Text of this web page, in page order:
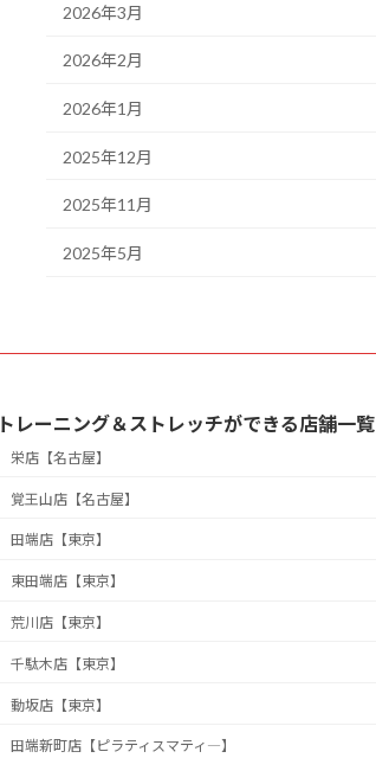
2026年3月
2026年2月
2026年1月
2025年12月
2025年11月
2025年5月
トレーニング＆ストレッチができる店舗一覧
栄店【名古屋】
覚王山店【名古屋】
田端店【東京】
東田端店【東京】
荒川店【東京】
千駄木店【東京】
動坂店【東京】
田端新町店【ピラティスマティ―】